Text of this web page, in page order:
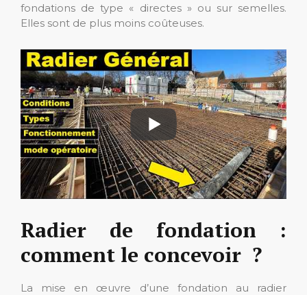
fondations de type « directes » ou sur semelles.
Elles sont de plus moins coûteuses.
Radier de fondation :
comment le concevoir ?
La mise en œuvre d’une fondation au radier